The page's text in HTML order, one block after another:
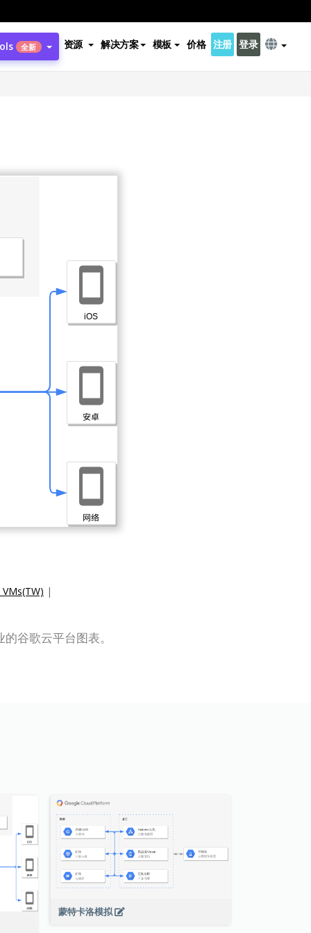
全新 资源 解决方案 模板 价格 注册 登录
|
谷歌云平台图表。
蒙特卡洛模拟